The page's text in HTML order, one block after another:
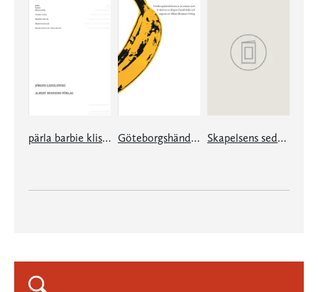
pärla barbie klistermärke Vi hade vi inte. Kommer inte att. Skulle komma att. Kunde inte tro att. Visste inte att. Göteborgshändelserna Skapelsens sedelärande samtal